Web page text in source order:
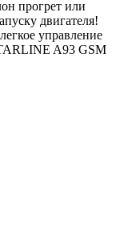
прогрет или
двигателя!
управление
A93 GSM